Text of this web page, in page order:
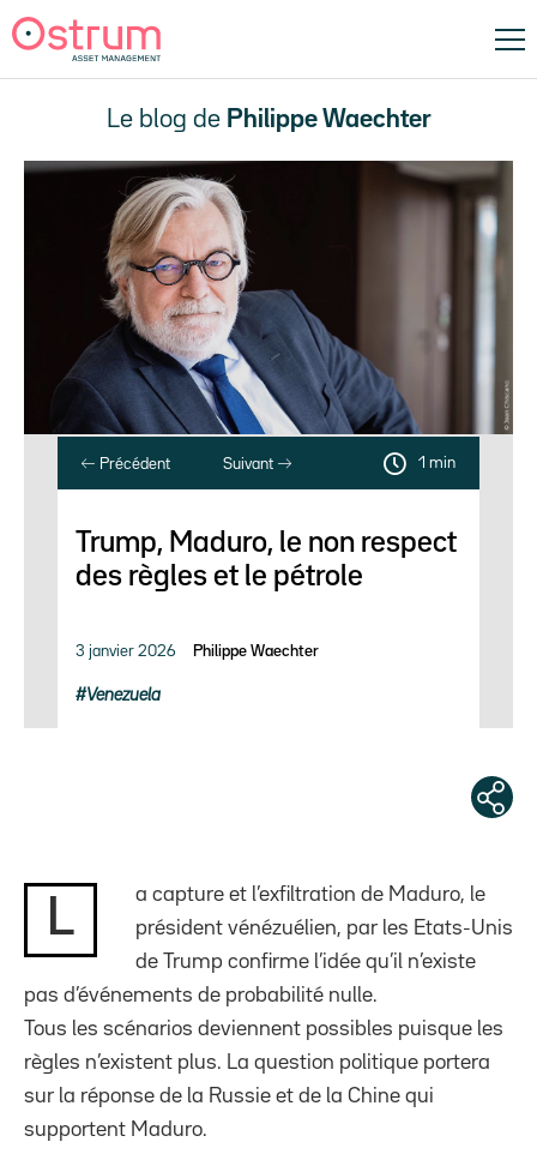
Le blog de Philippe Waechter
Précédent Suivant 1 min
Trump, Maduro, le non respect
des règles et le pétrole
3 janvier 2026 Philippe Waechter
Venezuela
L
a capture et l’exfiltration de Maduro, le
président vénézuélien, par les Etats-Unis
de Trump confirme l’idée qu’il n’existe
pas d’événements de probabilité nulle.
Tous les scénarios deviennent possibles puisque les
règles n’existent plus. La question politique portera
sur la réponse de la Russie et de la Chine qui
supportent Maduro.